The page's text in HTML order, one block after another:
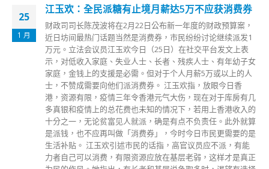
25
1 月
江玉欢：全民派糖有止境月薪达5万不应获消费券
财政司司长陈茂波将在2月22日公布新一年度的财政预算案，
近日坊间最热门话题当然是消费券，市民纷纷讨论继续派发1
万元。立法会议员江玉欢今日（25日）在社交平台发文上表
示，对低收入家庭、失业人士、长者、残疾人士、有年幼子女
家庭，金钱上的支援是必需。但对于个人月薪5万或以上的人
士，不赞成需要向他们派消费券。 江玉欢指，放眼今日香
港，资源有限，疫情三年令香港元气大伤，现在对于库房有几
多真银和疫情上的总花费也未知的情况下，若用上香港收入的
十分之一，无论贫富见人就派，确是有点不负责任。此外就算
是派钱，也不应再叫做「消费券」，今时今日市民更需要的是
生活补贴。 江玉欢引述市民的话指，高官议员应不派，有能
力者自己可以消费，有限资源应放在基层老弱，这样才是真正